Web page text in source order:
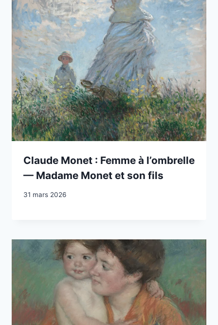
Claude Monet : Femme à l’ombrelle
— Madame Monet et son fils
31 mars 2026